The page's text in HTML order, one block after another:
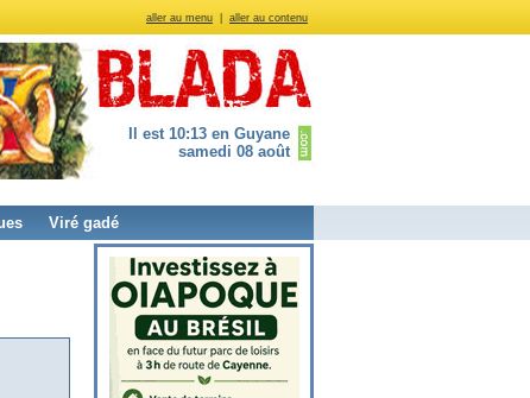
aller au menu aller au contenu
Il est 10:13 en Guyane
samedi 08 août
Viré gadé